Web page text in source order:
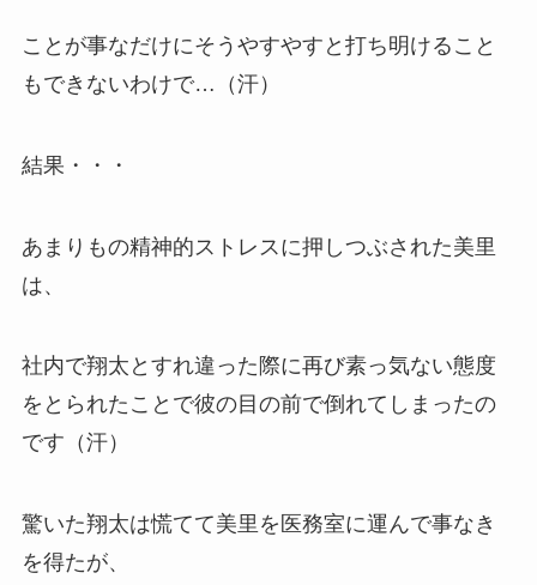
ことが事なだけにそうやすやすと打ち明けること
もできないわけで…（汗）
結果・・・
あまりもの精神的ストレスに押しつぶされた美里
は、
社内で翔太とすれ違った際に再び素っ気ない態度
をとられたことで彼の目の前で倒れてしまったの
です（汗）
驚いた翔太は慌てて美里を医務室に運んで事なき
を得たが、